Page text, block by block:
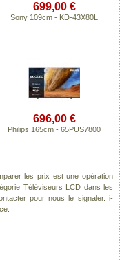
699,00 €
Sony 109cm - KD-43X80L
696,00 €
Philips 165cm - 65PUS7800
les prix est une opération
Téléviseurs LCD dans les
pour nous le signaler. i-